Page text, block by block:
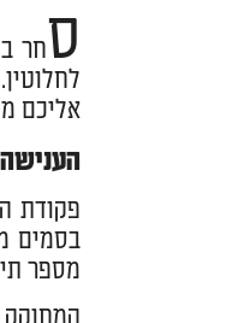
ס
אליכם
הענישה
בסמים
מספר